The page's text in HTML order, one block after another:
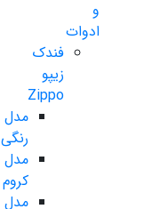
و
ادوات
فندک
زیپو
Zippo
مدل
رنگی
مدل
کروم
مدل